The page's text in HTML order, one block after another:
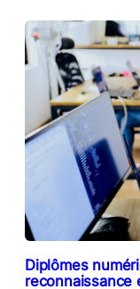
Diplômes
reconnaissance